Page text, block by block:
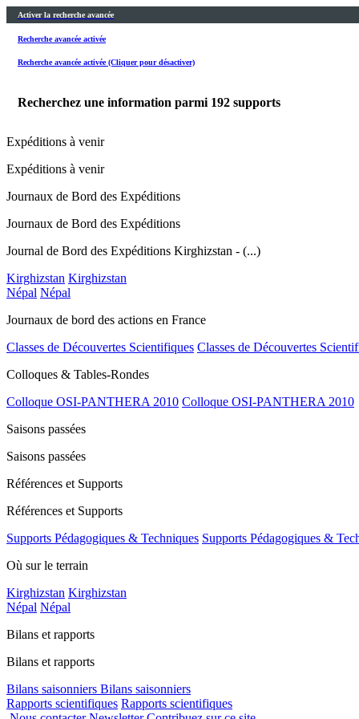
Activer la recherche avancée
Recherche avancée activée
Recherche avancée activée (Cliquer pour désactiver)
Recherchez une information parmi 192 supports
Expéditions à venir
Expéditions à venir
Journaux de Bord des Expéditions
Journaux de Bord des Expéditions
Journal de Bord des Expéditions Kirghizstan - (...)
Kirghizstan Kirghizstan
Népal Népal
Journaux de bord des actions en France
Classes de Découvertes Scientifiques Classes de Découvertes
Colloques & Tables-Rondes
Colloque OSI-PANTHERA 2010 Colloque OSI-PANTHERA 2010
Saisons passées
Saisons passées
Références et Supports
Références et Supports
Supports Pédagogiques & Techniques Supports Pédagogiques &
Où sur le terrain
Kirghizstan Kirghizstan
Népal Népal
Bilans et rapports
Bilans et rapports
Bilans saisonniers Bilans saisonniers
Rapports scientifiques Rapports scientifiques